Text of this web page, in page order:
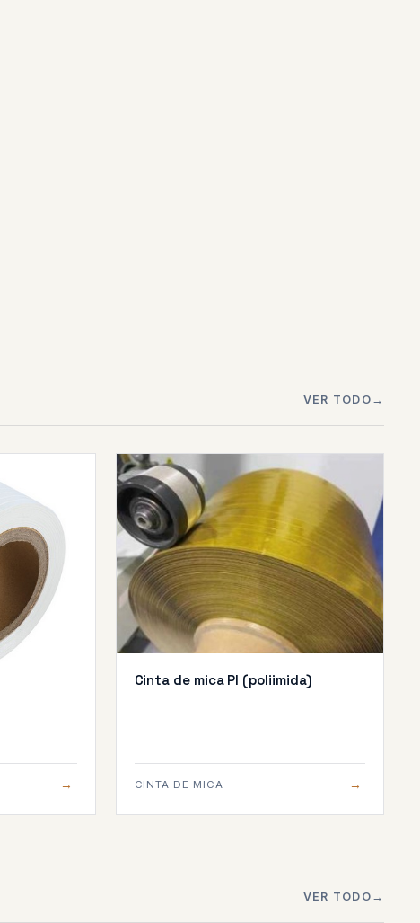
VER TODO
→
Cinta de mica PI (poliimida)
CINTA DE MICA →
VER TODO